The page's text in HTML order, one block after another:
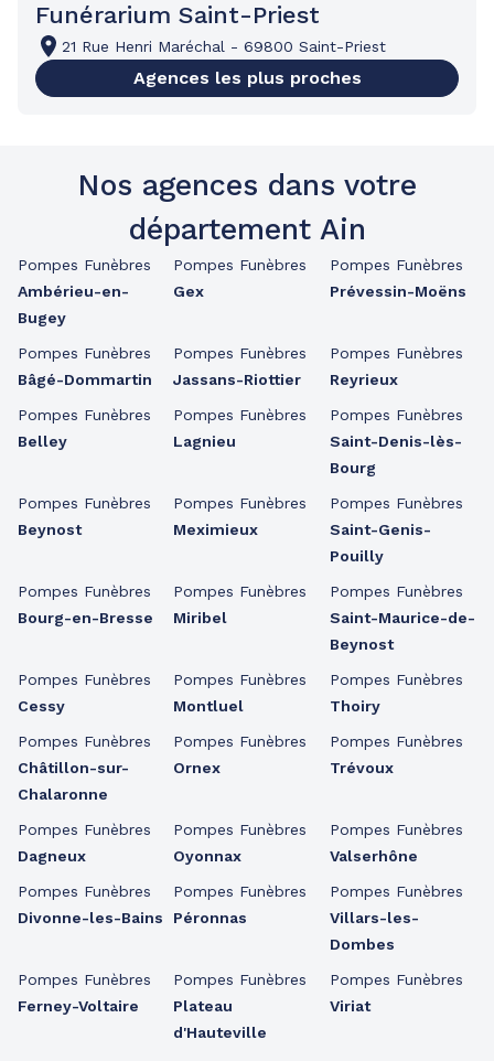
Funérarium Saint-Priest
21 Rue Henri Maréchal - 69800 Saint-Priest
Agences les plus proches
Nos agences dans votre
département Ain
Pompes Funèbres
Ambérieu-en-
Bugey
Pompes Funèbres
Bâgé-Dommartin
Pompes Funèbres
Belley
Pompes Funèbres
Beynost
Pompes Funèbres
Bourg-en-Bresse
Pompes Funèbres
Cessy
Pompes Funèbres
Châtillon-sur-
Chalaronne
Pompes Funèbres
Dagneux
Pompes Funèbres
Divonne-les-Bains
Pompes Funèbres
Ferney-Voltaire
Pompes Funèbres
Gex
Pompes Funèbres
Jassans-Riottier
Pompes Funèbres
Lagnieu
Pompes Funèbres
Meximieux
Pompes Funèbres
Miribel
Pompes Funèbres
Montluel
Pompes Funèbres
Ornex
Pompes Funèbres
Oyonnax
Pompes Funèbres
Péronnas
Pompes Funèbres
Plateau
d'Hauteville
Pompes Funèbres
Prévessin-Moëns
Pompes Funèbres
Reyrieux
Pompes Funèbres
Saint-Denis-lès-
Bourg
Pompes Funèbres
Saint-Genis-
Pouilly
Pompes Funèbres
Saint-Maurice-de-
Beynost
Pompes Funèbres
Thoiry
Pompes Funèbres
Trévoux
Pompes Funèbres
Valserhône
Pompes Funèbres
Villars-les-
Dombes
Pompes Funèbres
Viriat